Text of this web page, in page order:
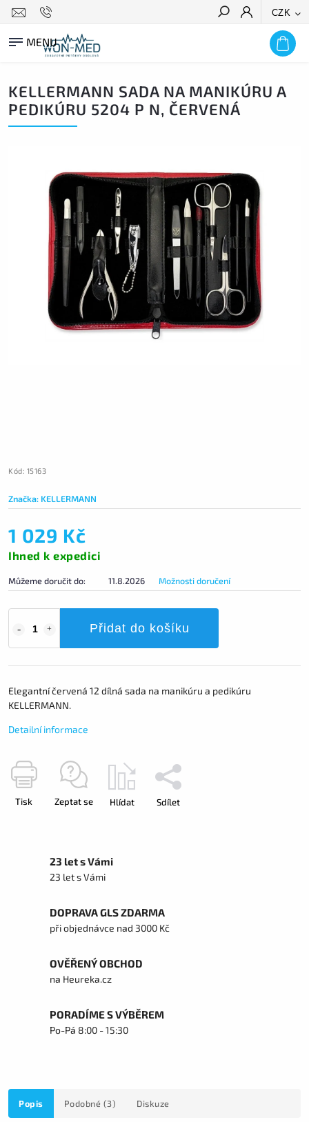
CZK
HLEDAT
KELLERMANN SADA NA MANIKÚRU A
PEDIKÚRU 5204 P N, ČERVENÁ
Kód: 15163
Značka: KELLERMANN
1 029 Kč
Ihned k expedici
Můžeme doručit do: 11.8.2026 Možnosti doručení
Přidat do košíku
Elegantní červená 12 dílná sada na manikúru a pedikúru
KELLERMANN.
Detailní informace
Tisk Zeptat se Hlídat Sdílet
23 let s Vámi
23 let s Vámi
DOPRAVA GLS ZDARMA
při objednávce nad 3000 Kč
OVĚŘENÝ OBCHOD
na Heureka.cz
PORADÍME S VÝBĚREM
Po-Pá 8:00 - 15:30
Popis Podobné (3) Diskuze